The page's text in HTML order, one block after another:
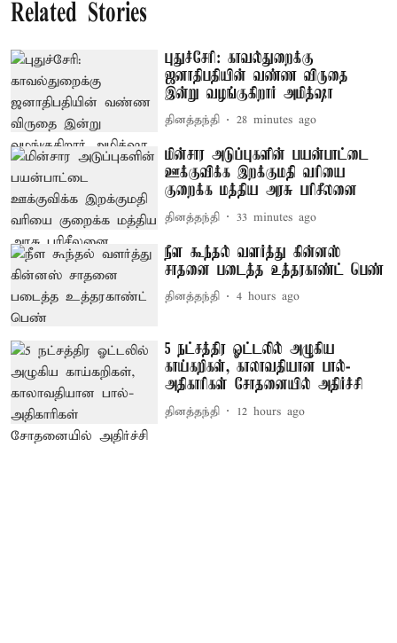
Related Stories
புதுச்சேரி: காவல்துறைக்கு
ஜனாதிபதியின் வண்ண விருதை
இன்று வழங்குகிறார் அமித்ஷா
தினத்தந்தி 28 minutes ago
மின்சார அடுப்புகளின் பயன்பாட்டை
ஊக்குவிக்க இறக்குமதி வரியை
குறைக்க மத்திய அரசு பரிசீலனை
தினத்தந்தி 33 minutes ago
நீள கூந்தல் வளர்த்து கின்னஸ்
சாதனை படைத்த உத்தரகாண்ட் பெண்
தினத்தந்தி 4 hours ago
5 நட்சத்திர ஓட்டலில் அழுகிய
காய்கறிகள், காலாவதியான பால்-
அதிகாரிகள் சோதனையில் அதிர்ச்சி
தினத்தந்தி 12 hours ago